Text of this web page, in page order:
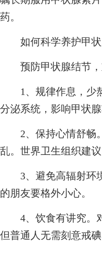
药。
如何科学养护甲状
预防甲状腺结节，
1、规律作息，少熬
分泌系统，影响甲状腺
2、保持心情舒畅。
乱。世界卫生组织建
3、避免高辐射环境
的朋友要格外小心。
4、饮食有讲究。对
但普通人无需刻意戒碘